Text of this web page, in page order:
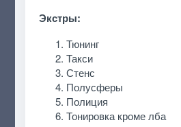
Экстры:
Тюнинг
Такси
Стенс
Полусферы
Полиция
Тонировка кроме лба